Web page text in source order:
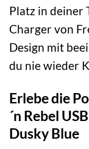
Platz in deiner
Charger von
Design mit
du nie wieder
Erlebe die
´n Rebel
Dusky Blue